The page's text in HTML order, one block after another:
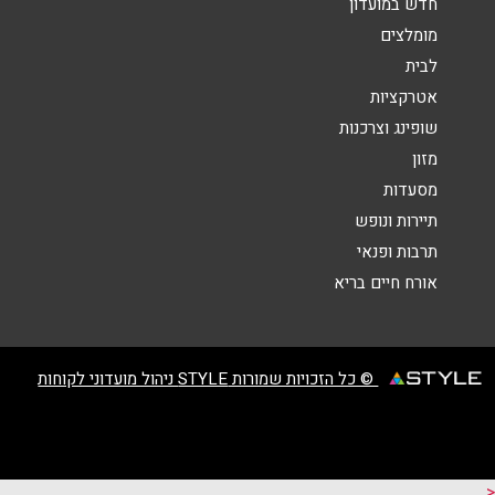
הודעה*מומלצים
לבית
אטרקציות
שופינג וצרכנות
מזון
מסעדות
תיירות ונופש
תרבות ופנאי
אורח חיים בריא
© כל הזכויות שמורות STYLE ניהול מועדוני לקוחות